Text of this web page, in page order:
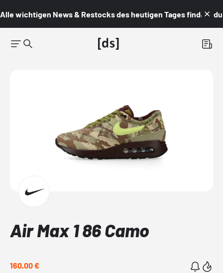
Alle wichtigen News & Restocks des heutigen Tages findest du
Air Max 1 86 Camo
160,00 €